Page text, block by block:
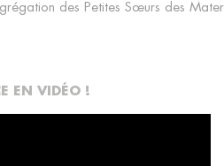
des Petites Sœurs des
EN VIDÉO !